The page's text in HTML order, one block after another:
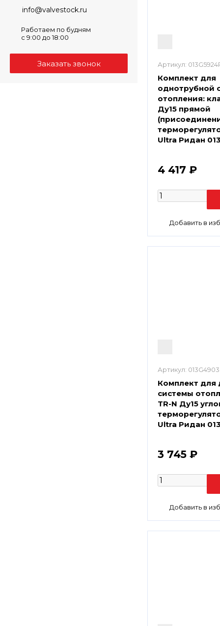
info@valvestock.ru
Работаем по будням
с 9:00 до 18:00
Артикул:
Комплект для
однотрубной
отопления:
Ду15 прямой
Ultra Ридан
4 417 ₽
Артикул:
Комплект для
системы
TR-N Ду15
Ultra Ридан
3 745 ₽